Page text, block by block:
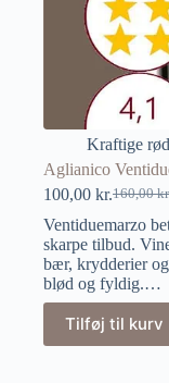
Kraftige
Aglianico
160,00
100,00 kr.
Ventiduemarzo
skarpe tilbud.
bær, krydderier
blød og fyldig.…
Tilføj til kurv